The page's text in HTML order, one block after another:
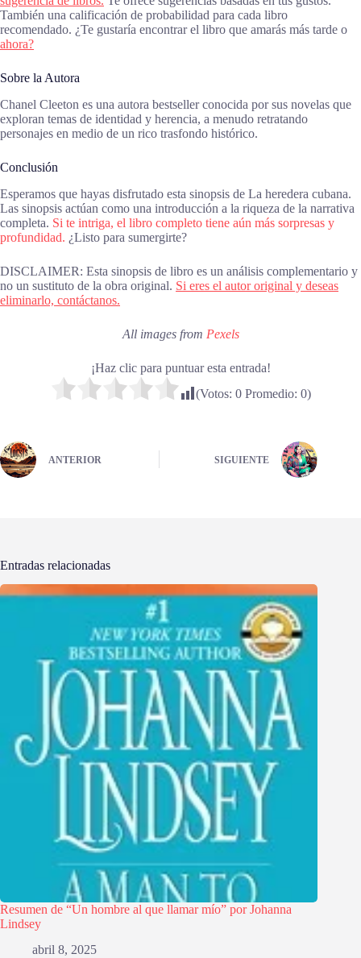
También una calificación de probabilidad para cada libro
recomendado. ¿Te gustaría encontrar el libro que amarás más tarde o
ahora?
Sobre la Autora
Chanel Cleeton es una autora bestseller conocida por sus novelas que
exploran temas de identidad y herencia, a menudo retratando
personajes en medio de un rico trasfondo histórico.
Conclusión
Esperamos que hayas disfrutado esta sinopsis de La heredera cubana.
Las sinopsis actúan como una introducción a la riqueza de la narrativa
completa. Si te intriga, el libro completo tiene aún más sorpresas y
profundidad. ¿Listo para sumergirte?
DISCLAIMER: Esta sinopsis de libro es un análisis complementario y
no un sustituto de la obra original. Si eres el autor original y deseas
eliminarlo, contáctanos.
All images from Pexels
¡Haz clic para puntuar esta entrada!
(Votos: 0Promedio: 0)
ANTERIOR SIGUIENTE
Entradas relacionadas
Resumen de “Un hombre al que llamar mío” por Johanna
Lindsey
abril 8, 2025